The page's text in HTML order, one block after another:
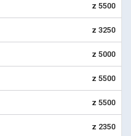
z 5500
z 3250
z 5000
z 5500
z 5500
z 2350